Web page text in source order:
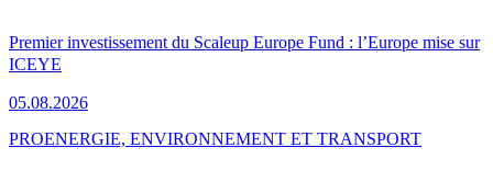
Premier investissement du Scaleup Europe Fund : l’Europe mise sur
ICEYE
05.08.2026
PROENERGIE, ENVIRONNEMENT ET TRANSPORT